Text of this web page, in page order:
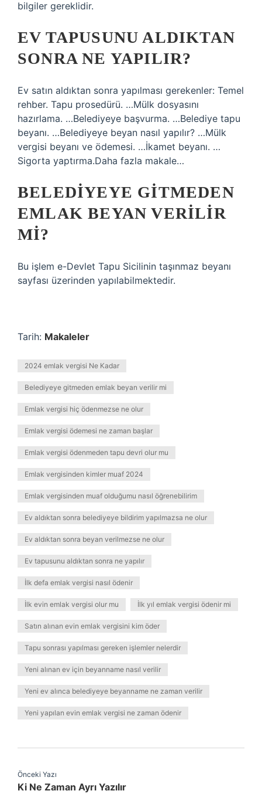
bilgiler gereklidir.
EV TAPUSUNU ALDIKTAN
SONRA NE YAPILIR?
Ev satın aldıktan sonra yapılması gerekenler: Temel
rehber. Tapu prosedürü. …Mülk dosyasını
hazırlama. …Belediyeye başvurma. …Belediye tapu
beyanı. …Belediyeye beyan nasıl yapılır? …Mülk
vergisi beyanı ve ödemesi. …İkamet beyanı. …
Sigorta yaptırma.Daha fazla makale…
BELEDIYEYE GITMEDEN
EMLAK BEYAN VERILIR
MI?
Bu işlem e-Devlet Tapu Sicilinin taşınmaz beyanı
sayfası üzerinden yapılabilmektedir.
Tarih: Makaleler
2024 emlak vergisi Ne Kadar
Belediyeye gitmeden emlak beyan verilir mi
Emlak vergisi hiç ödenmezse ne olur
Emlak vergisi ödemesi ne zaman başlar
Emlak vergisi ödenmeden tapu devri olur mu
Emlak vergisinden kimler muaf 2024
Emlak vergisinden muaf olduğumu nasıl öğrenebilirim
Ev aldıktan sonra belediyeye bildirim yapılmazsa ne olur
Ev aldıktan sonra beyan verilmezse ne olur
Ev tapusunu aldıktan sonra ne yapılır
İlk defa emlak vergisi nasıl ödenir
İlk evin emlak vergisi olur mu İlk yıl emlak vergisi ödenir mi
Satın alınan evin emlak vergisini kim öder
Tapu sonrası yapılması gereken işlemler nelerdir
Yeni alınan ev için beyanname nasıl verilir
Yeni ev alınca belediyeye beyanname ne zaman verilir
Yeni yapılan evin emlak vergisi ne zaman ödenir
Önceki Yazı
Ki Ne Zaman Ayrı Yazılır